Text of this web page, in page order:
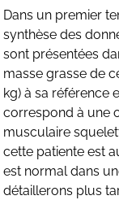
Dans un premier
synthèse des
sont présentées
masse grasse de
kg) à sa référence
correspond à une
musculaire
cette patiente est
est normal dans
détaillerons plus